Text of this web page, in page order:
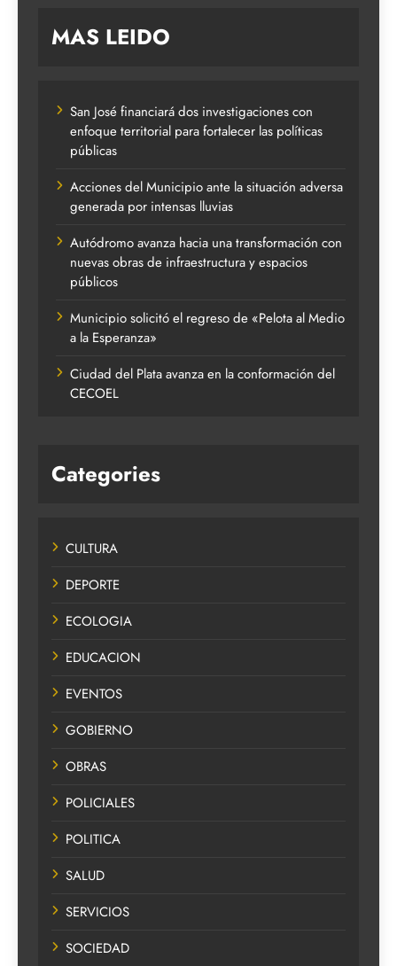
MAS LEIDO
San José financiará dos investigaciones con
enfoque territorial para fortalecer las políticas
públicas
Acciones del Municipio ante la situación adversa
generada por intensas lluvias
Autódromo avanza hacia una transformación con
nuevas obras de infraestructura y espacios
públicos
Municipio solicitó el regreso de «Pelota al Medio
a la Esperanza»
Ciudad del Plata avanza en la conformación del
CECOEL
Categories
CULTURA
DEPORTE
ECOLOGIA
EDUCACION
EVENTOS
GOBIERNO
OBRAS
POLICIALES
POLITICA
SALUD
SERVICIOS
SOCIEDAD